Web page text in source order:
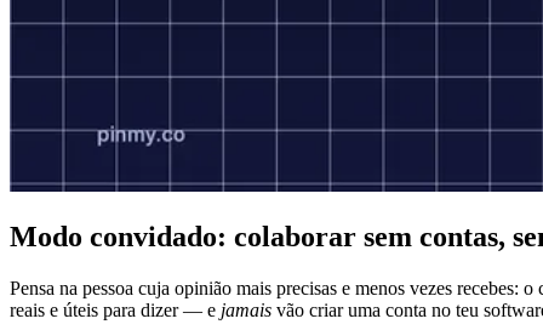
Modo convidado: colaborar sem contas,
Pensa na pessoa cuja opinião mais precisas e menos vezes
reais e úteis para dizer — e jamais vão criar uma conta no teu